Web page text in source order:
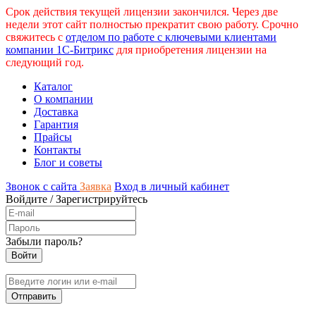
Срок действия текущей лицензии закончился. Через две
недели этот сайт полностью прекратит свою работу. Срочно
свяжитесь с отделом по работе с ключевыми клиентами
компании 1С-Битрикс для приобретения лицензии на
следующий год.
Каталог
О компании
Доставка
Гарантия
Прайсы
Контакты
Блог и советы
Звонок с сайта Заявка Вход в личный кабинет
Войдите /Зарегистрируйтесь
Забыли пароль?